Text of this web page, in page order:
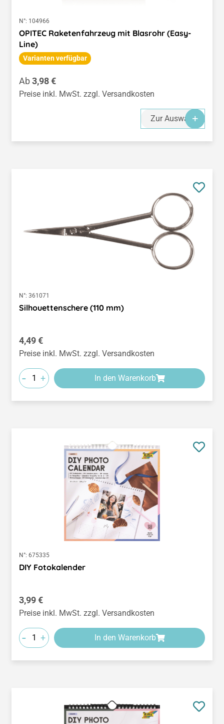
N°: 104966
OPITEC Raketenfahrzeug mit Blasrohr (Easy-
Line)
Varianten verfügbar
Regulärer Preis:
Ab3,98 €
Preise inkl. MwSt. zzgl. Versandkosten
Zur Auswahl
N°: 361071
Silhouettenschere (110 mm)
Regulärer Preis:
4,49 €
Preise inkl. MwSt. zzgl. Versandkosten
- + In den Warenkorb
N°: 675335
DIY Fotokalender
Regulärer Preis:
3,99 €
Preise inkl. MwSt. zzgl. Versandkosten
- + In den Warenkorb